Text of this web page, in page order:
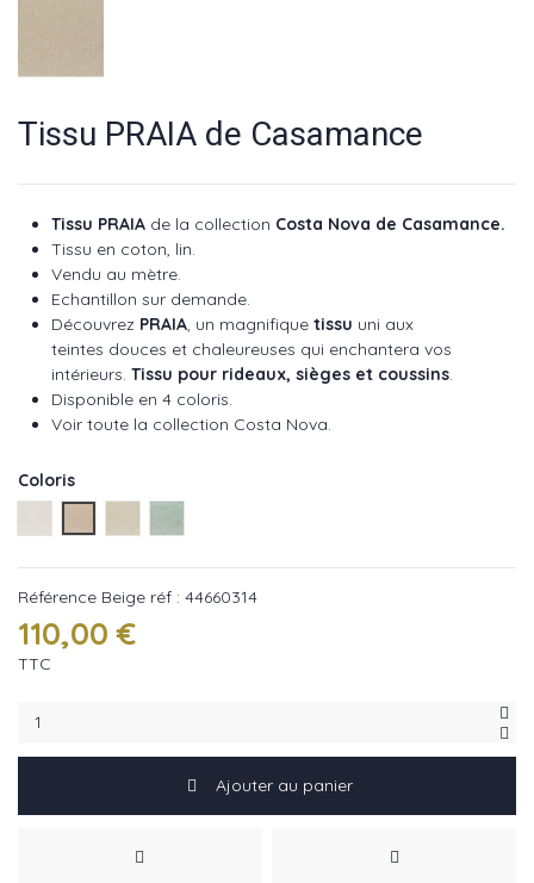
Tissu PRAIA de Casamance
Tissu PRAIA de la collection Costa Nova de Casamance.
Tissu en coton, lin.
Vendu au mètre.
Echantillon sur demande.
Découvrez PRAIA , un magnifique tissu uni aux
teintes douces et chaleureuses qui enchantera vos
intérieurs. Tissu pour rideaux, sièges et coussins
Disponible en 4 coloris.
Voir toute la collection Costa Nova.
Coloris
Référence Beige réf : 44660314
110,00 €
TTC
Ajouter au panier